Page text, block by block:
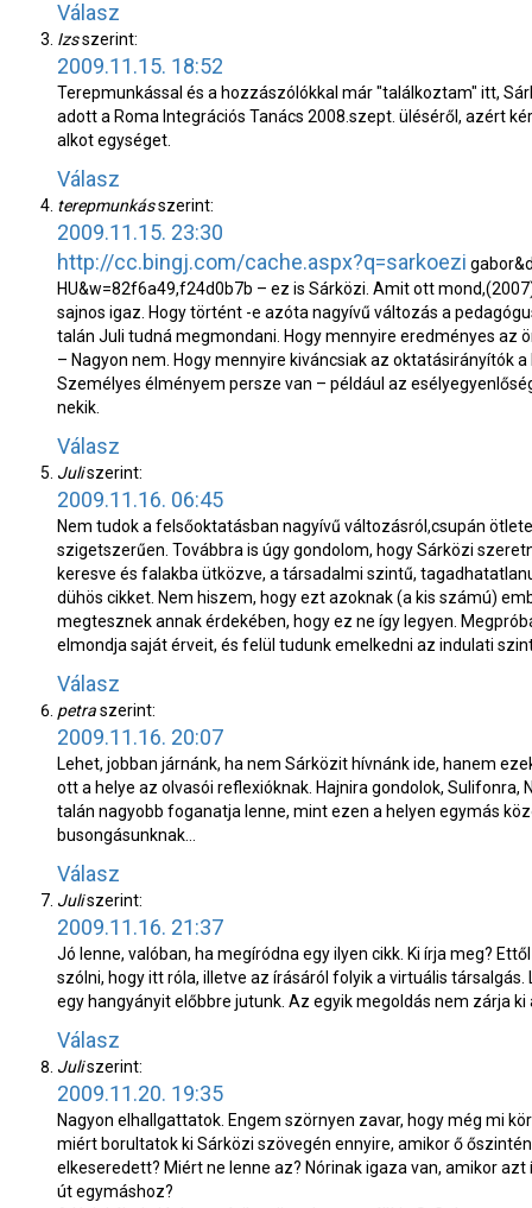
Válasz
Izsszerint:
2009.11.15. 18:52
Terepmunkással és a hozzászólókkal már "találkoztam" itt,
adott a Roma Integrációs Tanács 2008.szept. üléséről, azért
alkot egységet.
Válasz
terepmunkásszerint:
2009.11.15. 23:30
http://cc.bingj.com/cache.aspx?q=sarkoezi
HU&w=82f6a49,f24d0b7b – ez is Sárközi. Amit ott
sajnos igaz. Hogy történt -e azóta nagyívű változás a
talán Juli tudná megmondani. Hogy mennyire eredményes
– Nagyon nem. Hogy mennyire kiváncsiak az
Személyes élményem persze van – például az
nekik.
Válasz
Juliszerint:
2009.11.16. 06:45
Nem tudok a felsőoktatásban nagyívű változásról,csupán
szigetszerűen. Továbbra is úgy gondolom, hogy Sárközi
keresve és falakba ütközve, a társadalmi szintű,
dühös cikket. Nem hiszem, hogy ezt azoknak (a kis számú)
megtesznek annak érdekében, hogy ez ne így legyen.
elmondja saját érveit, és felül tudunk emelkedni az indulati
Válasz
petraszerint:
2009.11.16. 20:07
Lehet, jobban járnánk, ha nem Sárközit hívnánk ide, hanem
ott a helye az olvasói reflexióknak. Hajnira gondolok, Sulifonra,
talán nagyobb foganatja lenne, mint ezen a helyen egymás
busongásunknak…
Válasz
Juliszerint:
2009.11.16. 21:37
Jó lenne, valóban, ha megíródna egy ilyen cikk. Ki írja meg?
szólni, hogy itt róla, illetve az írásáról folyik a virtuális
egy hangyányit előbbre jutunk. Az egyik megoldás nem zárja ki
Válasz
Juliszerint:
2009.11.20. 19:35
Nagyon elhallgattatok. Engem szörnyen zavar, hogy még mi
miért borultatok ki Sárközi szövegén ennyire, amikor ő
elkeseredett? Miért ne lenne az? Nórinak igaza van, amikor
út egymáshoz?